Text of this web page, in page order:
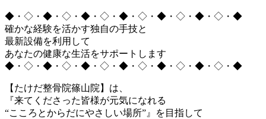
◆・◇・◆・◇・◆・◇・◆・◇・◆・◇・◆・◇・◆
確かな経験を活かす独自の手技と
最新設備を利用して
あなたの健康な生活をサポートします
◆・◇・◆・◇・◆・◇・◆・◇・◆・◇・◆・◇・◆
【たけだ整骨院篠山院】は、
『来てくださった皆様が元気になれる
“こころとからだにやさしい場所”』を目指して